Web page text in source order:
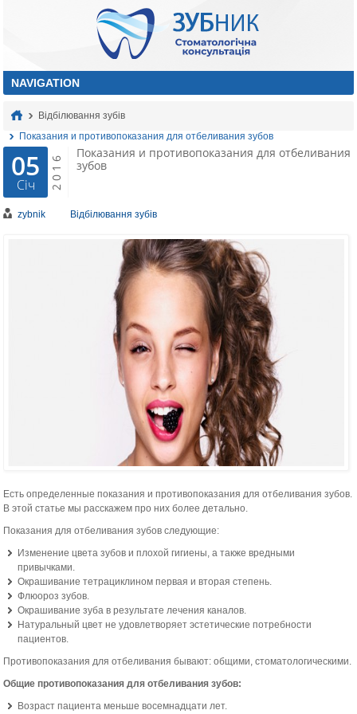
Відбілювання зубів
Показания и противопоказания для отбеливания зубов
05
Січ 2016
Показания и противопоказания для отбеливания
зубов
zybnik Відбілювання зубів
Есть определенные показания и противопоказания для отбеливания зубов.
В этой статье мы расскажем про них более детально.
Показания для отбеливания зубов следующие:
Изменение цвета зубов и плохой гигиены, а также вредными
привычками.
Окрашивание тетрациклином первая и вторая степень.
Флюороз зубов.
Окрашивание зуба в результате лечения каналов.
Натуральный цвет не удовлетворяет эстетические потребности
пациентов.
Противопоказания для отбеливания бывают: общими, стоматологическими.
Общие противопоказания для отбеливания зубов:
Возраст пациента меньше восемнадцати лет.